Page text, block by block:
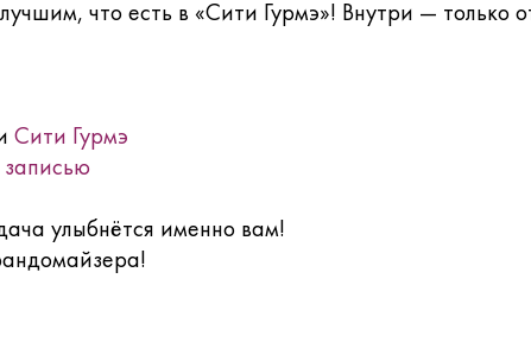
что есть в «Сити Гурмэ»! Внутри — только
Сити Гурмэ
записью
улыбнётся именно вам!